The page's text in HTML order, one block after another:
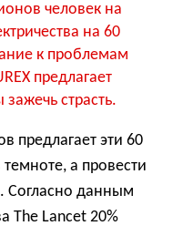
человек на
на 60
к проблемам
предлагает
зажечь страсть.
предлагает эти 60
а провести
данным
The Lancet 20%